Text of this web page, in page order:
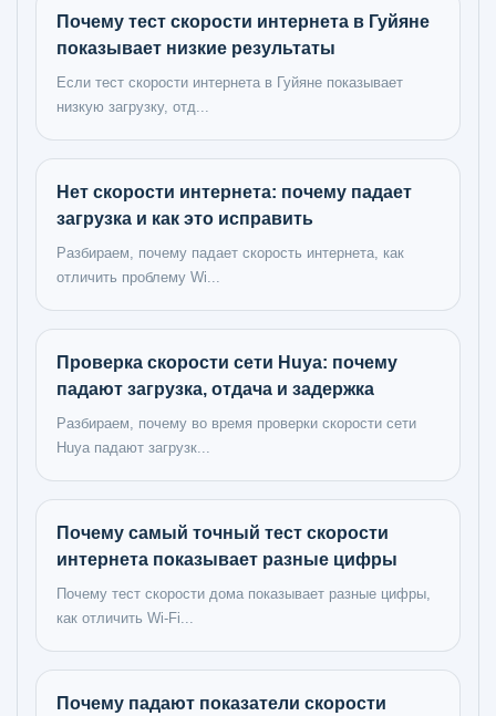
Почему тест скорости интернета в Гуйяне
показывает низкие результаты
Если тест скорости интернета в Гуйяне показывает
низкую загрузку, отд...
Нет скорости интернета: почему падает
загрузка и как это исправить
Разбираем, почему падает скорость интернета, как
отличить проблему Wi...
Проверка скорости сети Huya: почему
падают загрузка, отдача и задержка
Разбираем, почему во время проверки скорости сети
Huya падают загрузк...
Почему самый точный тест скорости
интернета показывает разные цифры
Почему тест скорости дома показывает разные цифры,
как отличить Wi‑Fi...
Почему падают показатели скорости